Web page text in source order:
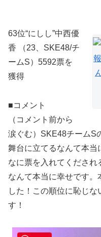
63位“にしし”中西優
香 （23、SKE48/チ
ームS）5592票を
獲得
■コメント
（コメント前から
涙ぐむ）SKE48チームS
舞台に立てるなんて本当
なに票を入れてくだされ
なんて本当に幸せです。
した！この順位に恥じな
す！